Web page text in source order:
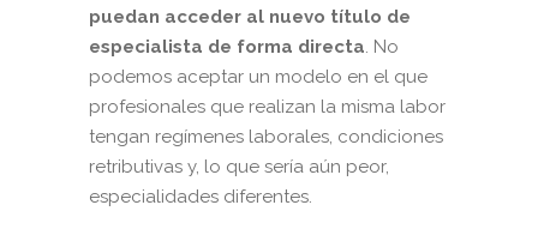
puedan acceder al nuevo título de
especialista de forma directa. No
podemos aceptar un modelo en el que
profesionales que realizan la misma labor
tengan regímenes laborales, condiciones
retributivas y, lo que sería aún peor,
especialidades diferentes.